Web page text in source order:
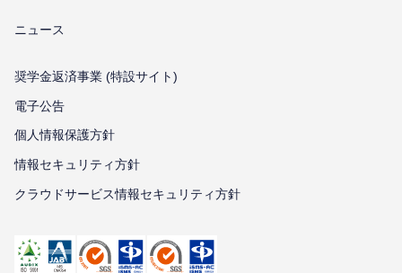
ニュース
奨学金返済事業 (特設サイト)
電子公告
個⼈情報保護⽅針
情報セキュリティ⽅針
クラウドサービス情報セキュリティ方針